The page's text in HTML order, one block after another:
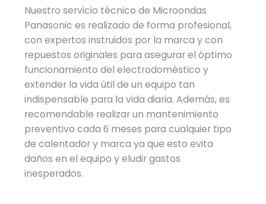
Nuestro servicio técnico de Microondas
Panasonic es realizado de forma profesional,
con expertos instruidos por la marca y con
repuestos originales para asegurar el óptimo
funcionamiento del electrodoméstico y
extender la vida útil de un equipo tan
indispensable para la vida diaria. Además, es
recomendable realizar un mantenimiento
preventivo cada 6 meses para cualquier tipo
de calentador y marca ya que esto evita
daños en el equipo y eludir gastos
inesperados.